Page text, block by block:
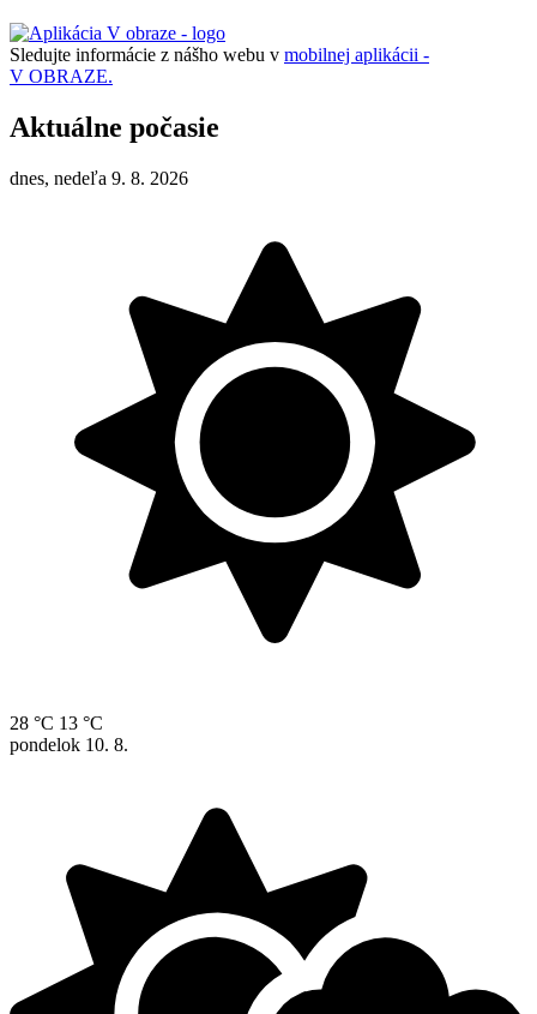
Sledujte informácie z nášho webu v mobilnej aplikácii -
V OBRAZE.
Aktuálne počasie
dnes, nedeľa 9. 8. 2026
28 °C 13 °C
pondelok 10. 8.